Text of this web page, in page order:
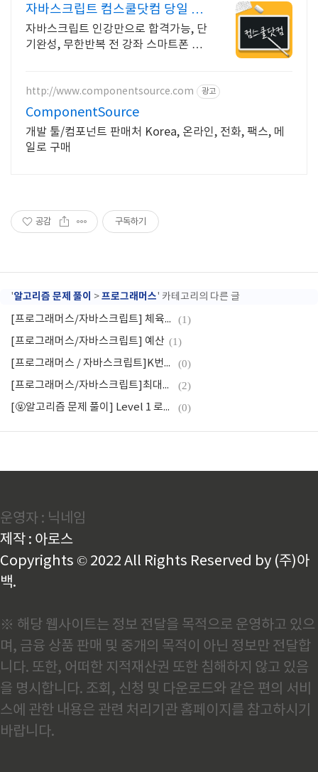
자바스크립트 컴스쿨닷컴 당일 신
청&결제시 기프티콘!
자바스크립트 인강만으로 합격가능, 단
기완성, 무한반복 전 강좌 스마트폰 학
http://www.componentsource.com 광고
ComponentSource
개발 툴/컴포넌트 판매처 Korea, 온라인, 전화, 팩스, 메
일로 구매
공감 구독하기
'알고리즘 문제 풀이 >프로그래머스' 카테고리의 다른 글
[프로그래머스/자바스크립트] 체육복 (1)
[프로그래머스/자바스크립트] 예산 (1)
[프로그래머스 / 자바스크립트]K번째수 (0)
[프로그래머스/자바스크립트]최대공약수와 최소공배수 (2)
[🤬알고리즘 문제 풀이] Level 1 로또의 최고 순위와 최저 순위 (0)
운영자 : 닉네임
제작 : 아로스
Copyrights © 2022 All Rights Reserved by (주)아
백.
※ 해당 웹사이트는 정보 전달을 목적으로 운영하고 있으
며, 금융 상품 판매 및 중개의 목적이 아닌 정보만 전달합
니다. 또한, 어떠한 지적재산권 또한 침해하지 않고 있음
을 명시합니다. 조회, 신청 및 다운로드와 같은 편의 서비
스에 관한 내용은 관련 처리기관 홈페이지를 참고하시기
바랍니다.